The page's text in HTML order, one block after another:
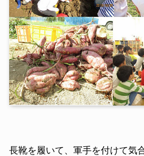
長靴を履いて、軍手を付けて気